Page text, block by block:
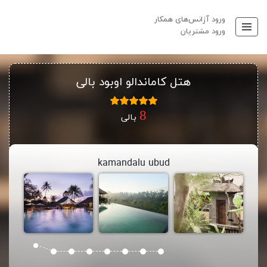
ورود آژانس‌های همکار
ورود مشتریان
هتل کاماندالو اوبود بالی
بالی
kamandalu ubud